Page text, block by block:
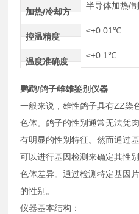
加热/冷却方
半导体加热/
控温精度
≤±0.01℃
温度准确度
≤±0.1℃
鹦鹉/鸽子雌雄鉴别仪器
一般来说，雄性鸽子具有ZZ染
色体。鸽子的性别通常无法凭
有明显的性别特征。然而通过
可以进行基因检测来确定其性
色体差异。通过检测特定基因
的性别。
仪器基本结构：